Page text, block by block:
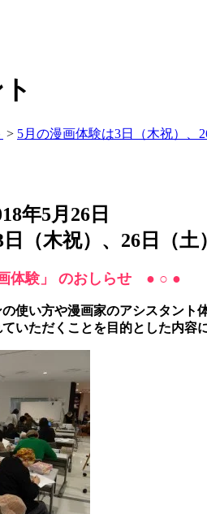
> 5月の漫画体験は3日（木祝）、
年5月26日
（木祝）、26日（土
体験」 のおしらせ ● ○ ●
使い方や漫画家のアシスタント
いただくことを目的とした内容